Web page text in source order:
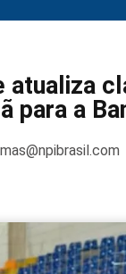
atualiza
para a